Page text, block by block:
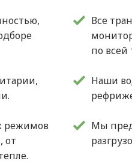
Все
по всей
Наши
режимов
от
Мы